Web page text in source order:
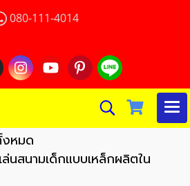
080-111-4014
หมด
ล่นสนามเด็กแบบเหล็กผลิตใน